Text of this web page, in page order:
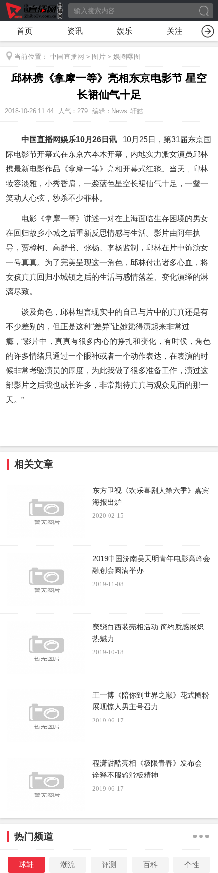
首页 资讯 娱乐 关注
当前位置： 中国直播网 > 图片 > 娱圈曝图
邱林携《拿摩一等》亮相东京电影节 星空
长裙仙气十足
2018-10-26 11:44 人气： 279 编辑：News_轩皓
中国直播网娱乐10月26日讯 10月25日，第31届东京国
际电影节开幕式在东京六本木开幕，内地实力派女演员邱林
携最新电影作品《拿摩一等》亮相开幕式红毯。当天，邱林
妆容淡雅，小秀香肩，一袭蓝色星空长裙仙气十足，一颦一
笑动人心弦，秒杀不少菲林。
电影《拿摩一等》讲述一对在上海面临生存困境的男女
在回归故乡小城之后重新反思情感与生活。影片由阿年执
导，贾樟柯、高群书、张杨、李杨监制，邱林在片中饰演女
一号真真。为了完美呈现这一角色，邱林付出诸多心血，将
女孩真真回归小城镇之后的生活与感情落差、变化演绎的淋
漓尽致。
谈及角色，邱林坦言现实中的自己与片中的真真还是有
不少差别的，但正是这种“差异”让她觉得演起来非常过
瘾，“影片中，真真有很多内心的挣扎和变化，有时候，角色
的许多情绪只通过一个眼神或者一个动作表达，在表演的时
候非常考验演员的厚度，为此我做了很多准备工作，演过这
部影片之后我也成长许多，非常期待真真与观众见面的那一
天。”
相关文章
东方卫视《欢乐喜剧人第六季》嘉宾
海报出炉
2020-02-15
2019中国济南吴天明青年电影高峰会
融创会圆满举办
2019-11-08
窦骁白西装亮相活动 简约质感展炽
热魅力
2019-10-18
王一博《陪你到世界之巅》花式圈粉
展现惊人男主号召力
2019-06-17
程潇甜酷亮相《极限青春》发布会
诠释不服输滑板精神
2019-06-17
热门频道
球鞋 潮流 评测 百科 个性